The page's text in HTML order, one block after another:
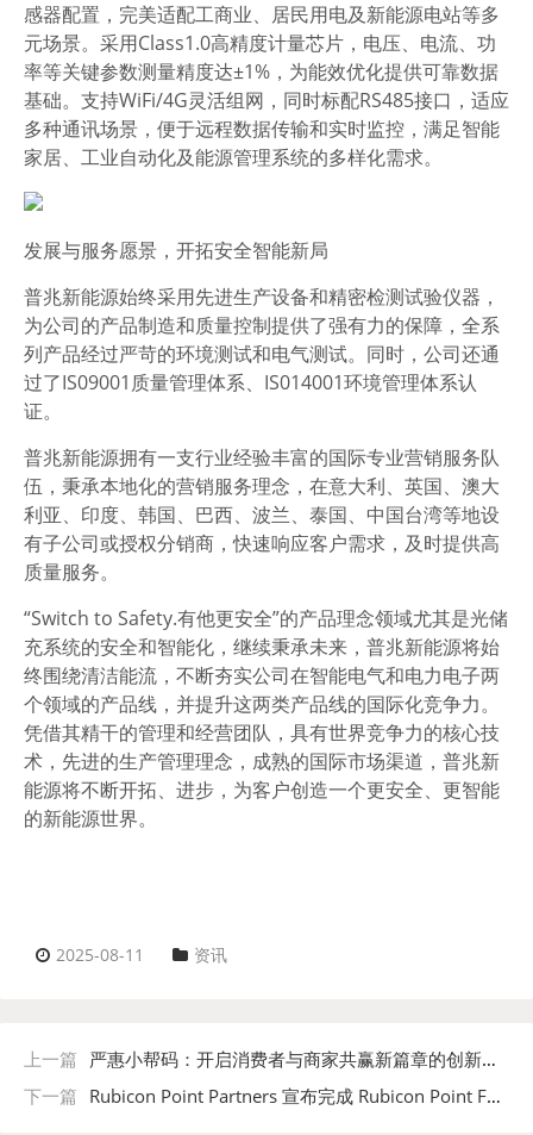
感器配置，完美适配工商业、居民用电及新能源电站等多
元场景。采用Class1.0高精度计量芯片，电压、电流、功
率等关键参数测量精度达±1%，为能效优化提供可靠数据
基础。支持WiFi/4G灵活组网，同时标配RS485接口，适应
多种通讯场景，便于远程数据传输和实时监控，满足智能
家居、工业自动化及能源管理系统的多样化需求。
发展与服务愿景，开拓安全智能新局
普兆新能源始终采用先进生产设备和精密检测试验仪器，
为公司的产品制造和质量控制提供了强有力的保障，全系
列产品经过严苛的环境测试和电气测试。同时，公司还通
过了IS09001质量管理体系、IS014001环境管理体系认
证。
普兆新能源拥有一支行业经验丰富的国际专业营销服务队
伍，秉承本地化的营销服务理念，在意大利、英国、澳大
利亚、印度、韩国、巴西、波兰、泰国、中国台湾等地设
有子公司或授权分销商，快速响应客户需求，及时提供高
质量服务。
“Switch to Safety.有他更安全”的产品理念领域尤其是光储
充系统的安全和智能化，继续秉承未来，普兆新能源将始
终围绕清洁能流，不断夯实公司在智能电气和电力电子两
个领域的产品线，并提升这两类产品线的国际化竞争力。
凭借其精干的管理和经营团队，具有世界竞争力的核心技
术，先进的生产管理理念，成熟的国际市场渠道，普兆新
能源将不断开拓、进步，为客户创造一个更安全、更智能
的新能源世界。
2025-08-11 资讯
上一篇 严惠小帮码：开启消费者与商家共赢新篇章的创新电商平台
下一篇 Rubicon Point Partners 宣布完成 Rubicon Point Fund II 首次交割